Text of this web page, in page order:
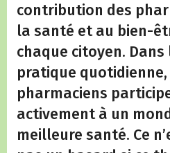
contribution des
la santé et au bien-
chaque citoyen. Dans
pratique quotidienne,
pharmaciens
activement à un
meilleure santé. Ce